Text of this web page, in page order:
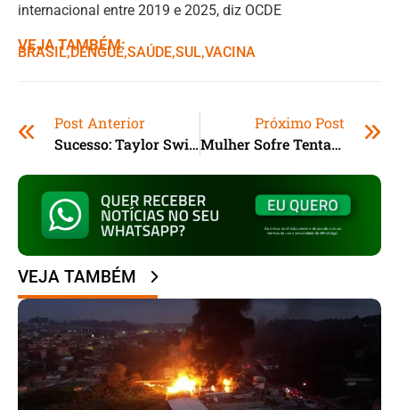
internacional entre 2019 e 2025, diz OCDE
VEJA TAMBÉM:
BRASIL,ㅤDENGUE,ㅤSAÚDE,ㅤSUL,ㅤVACINA
Post Anterior
Sucesso: Taylor Swift É A Número 1 Em Vendas No Mundo
Próximo Post
Mulher Sofre Tentativa De Estupro Em Imbituba (SC)
VEJA TAMBÉM